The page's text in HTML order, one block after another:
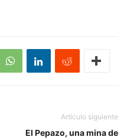
Artículo siguiente
El Pepazo, una mina de